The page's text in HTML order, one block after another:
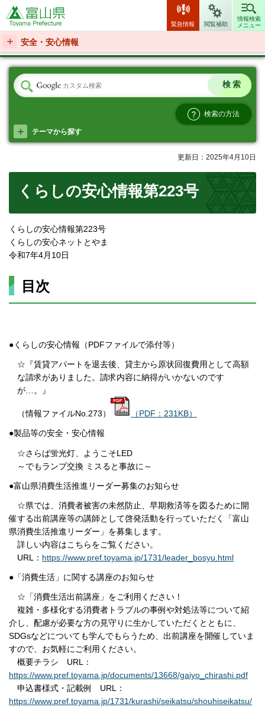
富山県
緊急情報 閲覧補助
情報検索
メニュー
安全・安心情報
検索の方法
テーマから探す
更新日：2025年4月10日
くらしの安心情報第223号
くらしの安心情報第223号
くらしの安心ネットとやま
令和7年4月10日
目次
●くらしの安心情報（PDFファイルで添付等）
☆『賃貸アパートを退去後、貸主から原状回復費用として高額
な請求がありました。請求内容に納得がいかないのです
が…。』
（情報ファイルNo.273） （PDF：231KB）
●製品等の安全・安心情報
☆さらば蛍光灯、ようこそLED
～でもランプ交換 ミスると事故に～
●富山県消費生活推進リーダー募集のお知らせ
☆県では、消費者被害の未然防止、早期救済等を図るために開
催する出前講座等の講師として啓発活動を行っていただく「富山
県消費生活推進リーダー」を募集します。
詳しい内容はこちらをご覧ください。
URL： https://www.pref.toyama.jp/1731/leader_bosyu.html
●「消費生活」に関する講座のお知らせ
☆「消費生活出前講座」をご利用ください！
複雑・多様化する消費者トラブルの事例や対処法等について紹
介し、配慮が必要な方の見守りに生かしていただくとともに、
SDGsなどについても学んでもらうため、出前講座を開催していま
すので、お気軽にご利用ください。
概要チラシ URL：
https://www.pref.toyama.jp/documents/13668/gaiyo_chirashi.pdf
申込書様式・記載例 URL：
https://www.pref.toyama.jp/1731/kurashi/seikatsu/shouhiseikatsu/